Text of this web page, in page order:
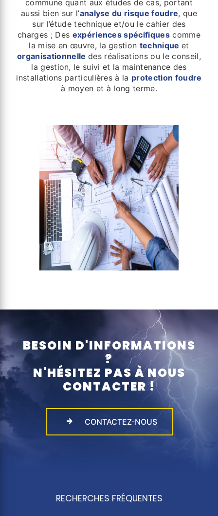
commune quant aux études de cas, portant
aussi bien sur l’analyse du risque foudre, que
sur l’étude technique et/ou le cahier des
charges ; Des expériences spécifiquescomme
la mise en œuvre, la gestion technique et
organisationnelle des réalisations ou le conseil,
la gestion, le suivi et la maintenance des
installations particulières à la protection foudre
à moyen et à long terme.
BESOIN D'INFORMATIONS
?
N'HÉSITEZ PAS À NOUS
CONTACTER !
CONTACTEZ-NOUS
RECHERCHES FRÉQUENTES